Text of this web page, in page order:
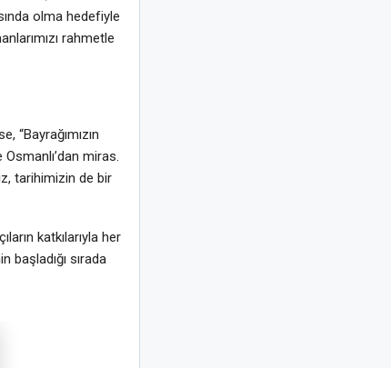
olma hedefiyle
rahmetle
miras.
tarihimizin de bir
katkılarıyla her
başladığı sırada